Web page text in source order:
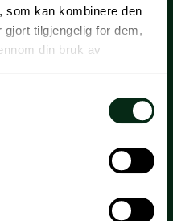
som kan kombinere den
tilgjengelig for dem,
din bruk av
Garasje/P-plass, Heis